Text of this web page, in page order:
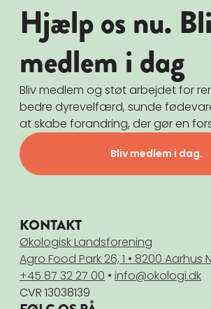
Hjælp os nu.
medlem i dag
Bliv medlem og støt arbejdet for
bedre dyrevelfærd, sunde
at skabe forandring, der gør en
Bliv medlem i dag.
KONTAKT
Økologisk Landsforening
Agro Food Park 26, 1 • 8200 Aarhus N
+45 87 32 27 00 • info@okologi.dk
CVR 13038139